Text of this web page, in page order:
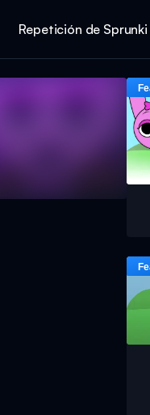
Repetición de Sprunki